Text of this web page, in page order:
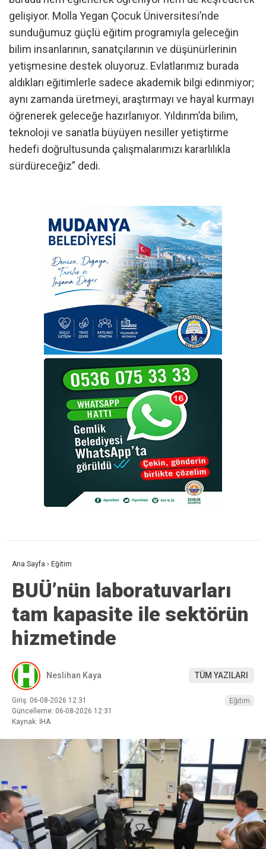
gelişiyor. Molla Yegan Çocuk Üniversitesi’nde
sunduğumuz güçlü eğitim programıyla geleceğin
bilim insanlarının, sanatçılarının ve düşünürlerinin
yetişmesine destek oluyoruz. Evlatlarımız burada
aldıkları eğitimlerle sadece akademik bilgi edinmiyor;
aynı zamanda üretmeyi, araştırmayı ve hayal kurmayı
öğrenerek geleceğe hazırlanıyor. Yıldırım’da bilim,
teknoloji ve sanatla büyüyen nesiller yetiştirme
hedefi doğrultusunda çalışmalarımızı kararlılıkla
sürdüreceğiz” dedi.
Ana Sayfa › Eğitim
BUÜ’nün laboratuvarları
tam kapasite ile sektörün
hizmetinde
Neslihan Kaya TÜM YAZILARI
Giriş: 06-08-2026 12:31
Güncelleme: 06-08-2026 12:31
Kaynak: İHA
Eğitim